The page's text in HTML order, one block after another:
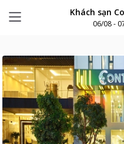
Khách sạn
06/08 -